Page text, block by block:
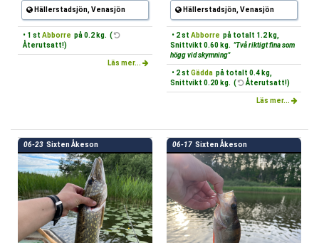
Hällerstadsjön, Venasjön
• 1 st Abborre på 0.2 kg. (
Återutsatt!)
Läs mer...
Hällerstadsjön, Venasjön
• 2 st Abborre på totalt 1.2 kg,
Snittvikt 0.60 kg. "Två riktigt fina som
högg vid skymning"
• 2 st Gädda på totalt 0.4 kg,
Snittvikt 0.20 kg. (
Återutsatt!)
Läs mer...
06-23 Sixten Åkeson 06-17 Sixten Åkeson